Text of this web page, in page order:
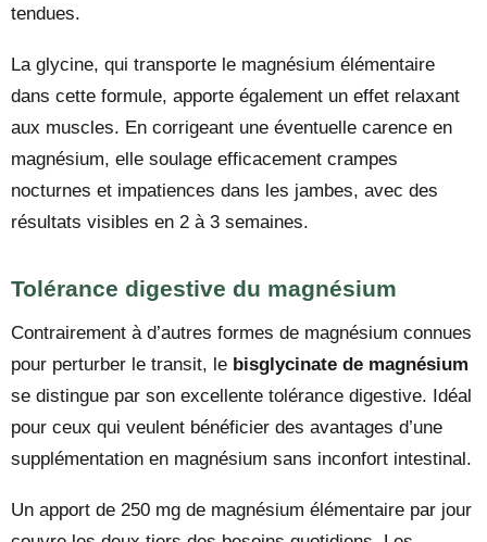
tendues.
La glycine, qui transporte le magnésium élémentaire
dans cette formule, apporte également un effet relaxant
aux muscles. En corrigeant une éventuelle carence en
magnésium, elle soulage efficacement crampes
nocturnes et impatiences dans les jambes, avec des
résultats visibles en 2 à 3 semaines.
Tolérance digestive du magnésium
Contrairement à d’autres formes de magnésium connues
pour perturber le transit, le bisglycinate de magnésium
se distingue par son excellente tolérance digestive. Idéal
pour ceux qui veulent bénéficier des avantages d’une
supplémentation en magnésium sans inconfort intestinal.
Un apport de 250 mg de magnésium élémentaire par jour